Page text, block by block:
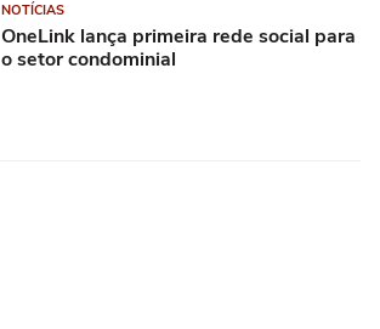
NOTÍCIAS
OneLink lança primeira rede social para
o setor condominial